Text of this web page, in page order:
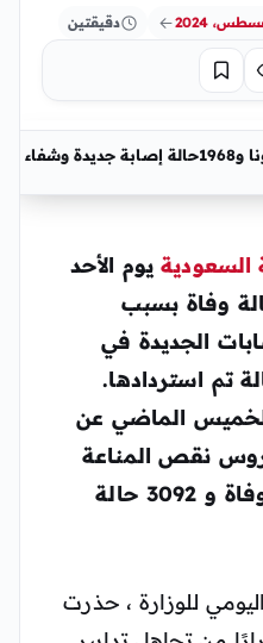
دقيقتين
حفظ
حالات السعودية: 30 حالة وفاة بكورونا و1968حالة إصابة جديدة وشفاء
السعوديةيوم الأحد
سجلت 30 حالة وفاة بسبب
الجديدة في
، و 2541 حالة تم استردادها.
الماضي عن
نقص المناعة
المكتسبة و 34 حالة وفاة و 3092 حالة
للوزارة ، حذرت